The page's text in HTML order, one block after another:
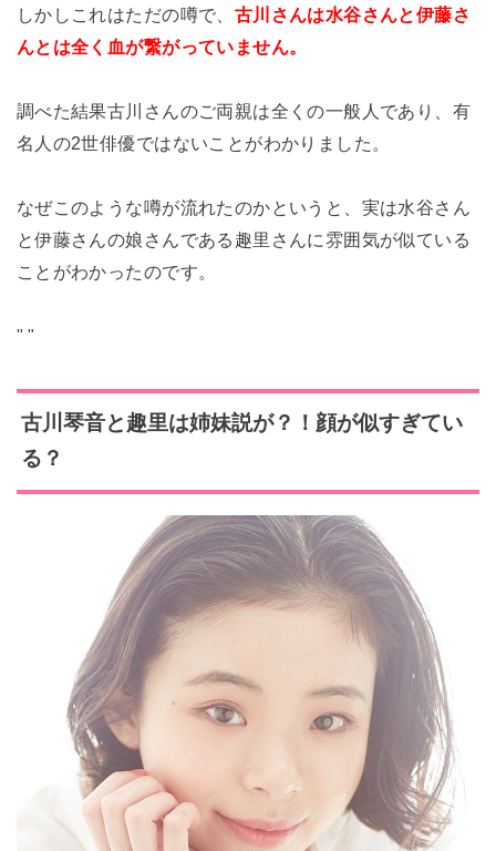
しかしこれはただの噂で、 古川さんは水谷さんと伊藤さ
んとは全く血が繋がっていません。
調べた結果古川さんのご両親は全くの一般人であり、有
名人の2世俳優ではないことがわかりました。
なぜこのような噂が流れたのかというと、実は水谷さん
と伊藤さんの娘さんである趣里さんに雰囲気が似ている
ことがわかったのです。
" "
古川琴音と趣里は姉妹説が？！顔が似すぎてい
る？